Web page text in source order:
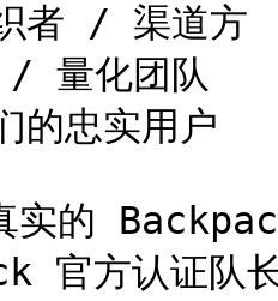
者 / 渠道方
量化团队
的忠实用户
实的
官方认证队